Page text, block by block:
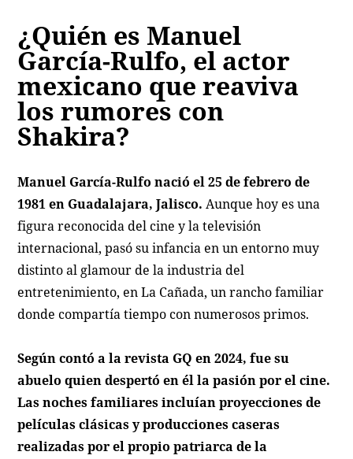
¿Quién es Manuel
García-Rulfo, el actor
mexicano que reaviva
los rumores con
Shakira?
Manuel García-Rulfo nació el 25 de febrero de
1981 en Guadalajara, Jalisco. Aunque hoy es una
figura reconocida del cine y la televisión
internacional, pasó su infancia en un entorno muy
distinto al glamour de la industria del
entretenimiento, en La Cañada, un rancho familiar
donde compartía tiempo con numerosos primos.
Según contó a la revista GQ en 2024, fue su
abuelo quien despertó en él la pasión por el cine.
Las noches familiares incluían proyecciones de
películas clásicas y producciones caseras
realizadas por el propio patriarca de la